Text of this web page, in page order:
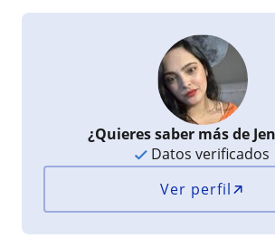
¿Quieres saber más de
Datos verificados
Ver perfil